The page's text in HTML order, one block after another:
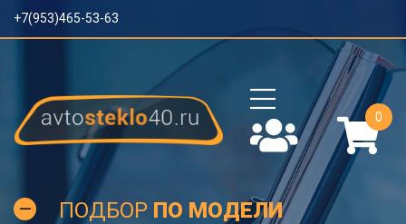
+7(953)465-53-63
0
ПОДБОР ПО МОДЕЛИ